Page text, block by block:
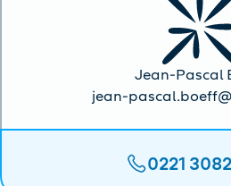
Jean-Pascal
jean-
0221